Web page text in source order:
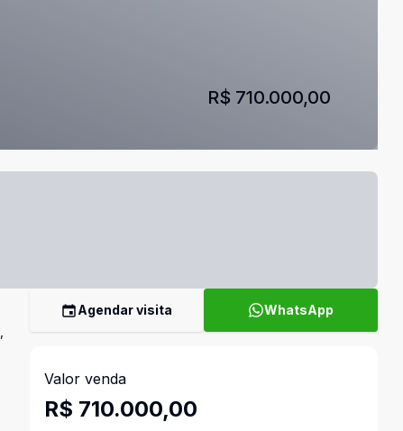
R$ 710.000,00
Agendar visita WhatsApp
Valor venda
R$ 710.000,00